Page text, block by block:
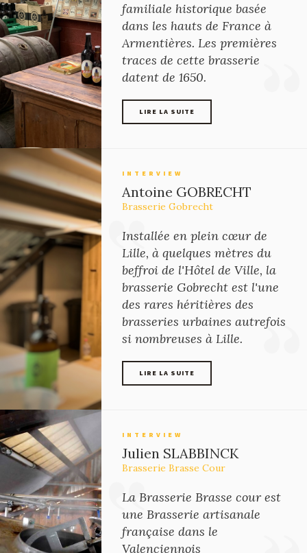
familiale historique basée
dans les hauts de France à
Armentières. Les premières
traces de cette brasserie
datent de 1650.
LIRE LA SUITE
INTERVIEW
Antoine GOBRECHT
Brasserie Gobrecht
Installée en plein cœur de
Lille, à quelques mètres du
beffroi de l'Hôtel de Ville, la
brasserie Gobrecht est l'une
des rares héritières des
brasseries urbaines autrefois
si nombreuses à Lille.
LIRE LA SUITE
INTERVIEW
Julien SLABBINCK
Brasserie Brasse Cour
La Brasserie Brasse cour est
une Brasserie artisanale
française dans le
Valenciennois